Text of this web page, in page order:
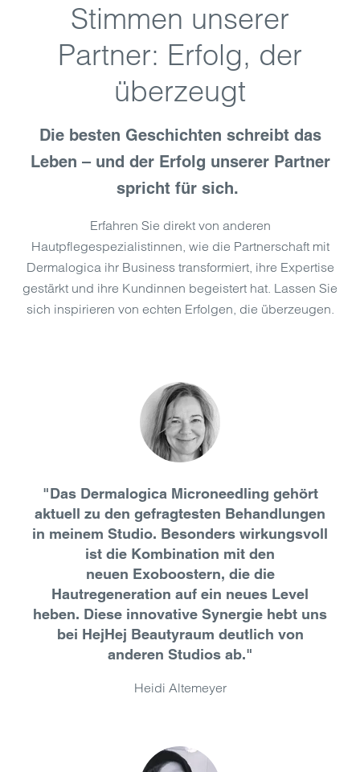
Stimmen unserer
Partner: Erfolg, der
überzeugt
Die besten Geschichten schreibt das
Leben – und der Erfolg unserer Partner
spricht für sich.
Erfahren Sie direkt von anderen
Hautpflegespezialistinnen, wie die Partnerschaft mit
Dermalogica ihr Business transformiert, ihre Expertise
gestärkt und ihre Kundinnen begeistert hat. Lassen Sie
sich inspirieren von echten Erfolgen, die überzeugen.
"Das Dermalogica Microneedling gehört
aktuell zu den gefragtesten Behandlungen
in meinem Studio. Besonders wirkungsvoll
ist die Kombination mit den
neuen Exoboostern, die die
Hautregeneration auf ein neues Level
heben. Diese innovative Synergie hebt uns
bei HejHej Beautyraum deutlich von
anderen Studios ab."
Heidi Altemeyer